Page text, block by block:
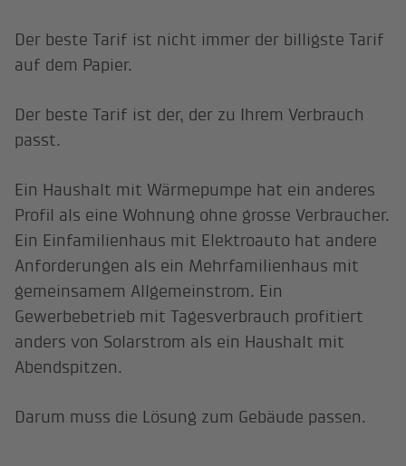
Der beste Tarif ist nicht immer der billigste Tarif
auf dem Papier.
Der beste Tarif ist der, der zu Ihrem Verbrauch
passt.
Ein Haushalt mit Wärmepumpe hat ein anderes
Profil als eine Wohnung ohne grosse Verbraucher.
Ein Einfamilienhaus mit Elektroauto hat andere
Anforderungen als ein Mehrfamilienhaus mit
gemeinsamem Allgemeinstrom. Ein
Gewerbebetrieb mit Tagesverbrauch profitiert
anders von Solarstrom als ein Haushalt mit
Abendspitzen.
Darum muss die Lösung zum Gebäude passen.